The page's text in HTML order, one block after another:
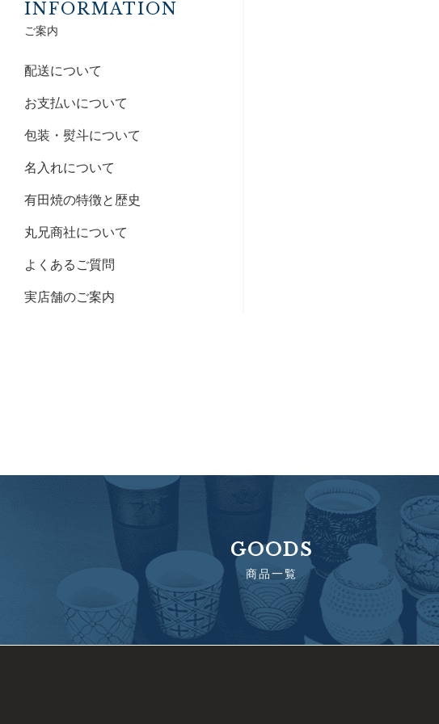
INFORMATION
ご案内
配送について
お支払いについて
包装・熨斗について
名入れについて
有田焼の特徴と歴史
丸兄商社について
よくあるご質問
実店舗のご案内
GOODS
商品一覧